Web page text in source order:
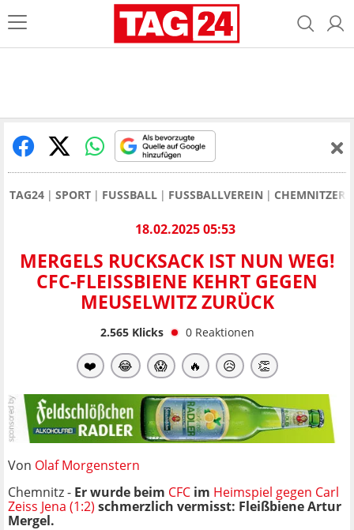
TAG24 SPORT FUSSBALL FUSSBALLVEREIN CHEMNITZER
18.02.2025 05:53
MERGELS RUCKSACK IST NUN WEG!
CFC-FLEISSBIENE KEHRT GEGEN M
EUSELWITZ ZURÜCK
2.565Klicks 0 Reaktionen
❤️ 😂 😱 🔥 😥 👏
Von Olaf Morgenstern
Chemnitz - Er wurde beim CFC im Heimspiel gegen Carl
Zeiss Jena (1:2) schmerzlich vermisst: Fleißbiene Artur
Mergel.